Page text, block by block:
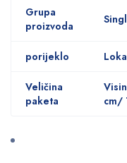
Grupa
proizvoda
porijeklo
Veličina
paketa
cm/